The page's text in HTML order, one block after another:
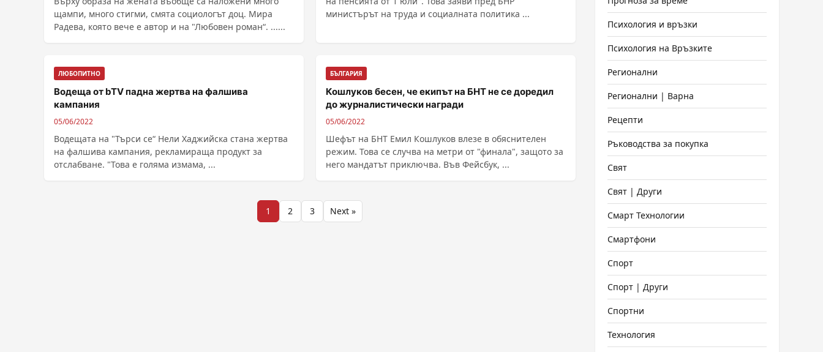
щампи, много стигми, смята социологът доц. Мира
Радева, която вече е автор и на "Любовен роман“. ......
министърът на труда и социалната политика ...
ЛЮБОПИТНО
Водеща от bTV падна жертва на фалшива
кампания
05/06/2022
Водещата на "Търси се“ Нели Хаджийска стана жертва
на фалшива кампания, рекламираща продукт за
отслабване. "Това е голяма измама, ...
БЪЛГАРИЯ
Кошлуков бесен, че екипът на БНТ не се доредил
до журналистически награди
05/06/2022
Шефът на БНТ Емил Кошлуков влезе в обяснителен
режим. Това се случва на метри от "финала", защото за
него мандатът приключва. Във Фейсбук, ...
1 2 3 Next »
Психология и връзки
Психология на Връзките
Регионални
Регионални | Варна
Рецепти
Ръководства за покупка
Свят
Свят | Други
Смарт Технологии
Смартфони
Спорт
Спорт | Други
Спортни
Технология